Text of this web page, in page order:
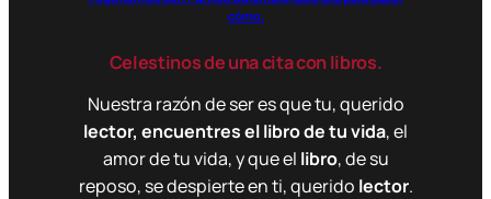
cómo.
Celestinos de una cita con libros.
Nuestra razón de ser es que tu, querido
lector, encuentres el libro de tu vida, el
amor de tu vida, y que el libro, de su
reposo, se despierte en ti, querido lector.